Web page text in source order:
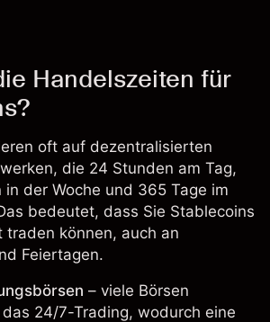
Handelszeiten für
oft auf dezentralisierten
die 24 Stunden am Tag,
in der Woche und 365 Tage im
bedeutet, dass Sie Stablecoins
traden können, auch an
Feiertagen.
– viele Börsen
24/7-Trading, wodurch eine